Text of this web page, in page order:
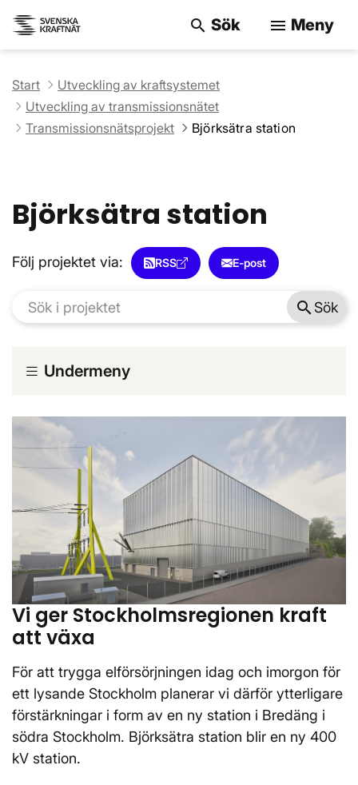
search Sök menu Meny
Start
Utveckling av kraftsystemet
Utveckling av transmissionsnätet
Transmissionsnätsprojekt
Björksätra station
Björksätra station
Följ projektet via: RSS E-post
search Sök
Undermeny
Vi ger Stockholmsregionen kraft
att växa
För att trygga elförsörjningen idag och imorgon för
ett lysande Stockholm planerar vi därför ytterligare
förstärkningar i form av en ny station i Bredäng i
södra Stockholm. Björksätra station blir en ny 400
kV station.